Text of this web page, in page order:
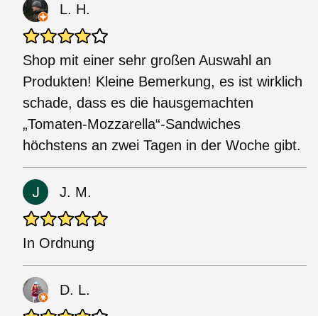
L. H.
Shop mit einer sehr großen Auswahl an
Produkten! Kleine Bemerkung, es ist wirklich
schade, dass es die hausgemachten
„Tomaten-Mozzarella“-Sandwiches
höchstens an zwei Tagen in der Woche gibt.
J. M.
In Ordnung
D. L.